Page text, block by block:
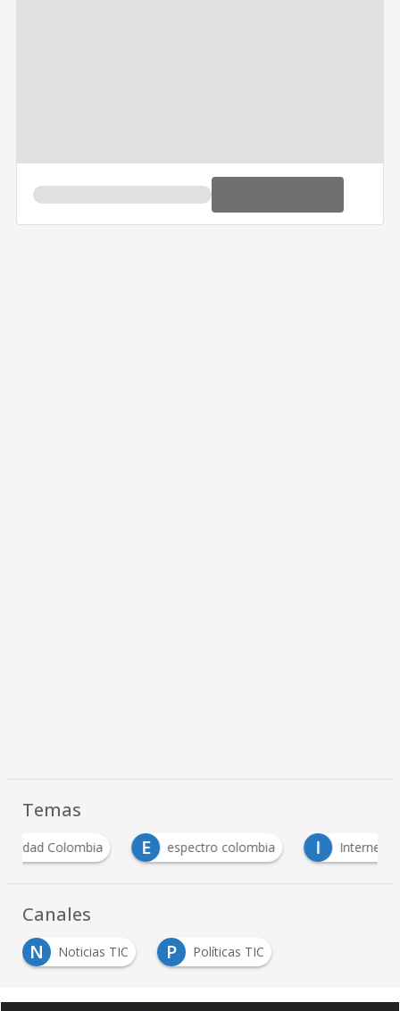
Temas
Colombia espectro colombia Internet
Canales
N
Noticias TIC P Políticas TIC